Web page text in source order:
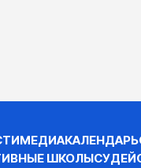
МЕДИАКАЛЕНДАРЬ
ШКОЛЫ